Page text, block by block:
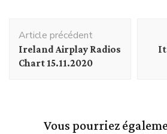
d'article
Article précédent
Ireland Airplay Radios
Chart 15.11.2020
Vous pourriez